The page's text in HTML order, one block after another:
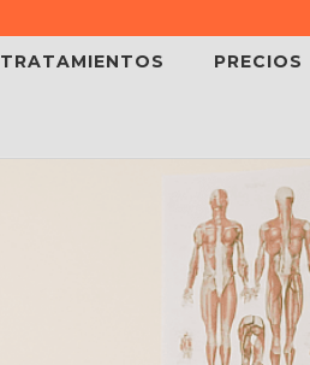
TRATAMIENTOS PRECIOS